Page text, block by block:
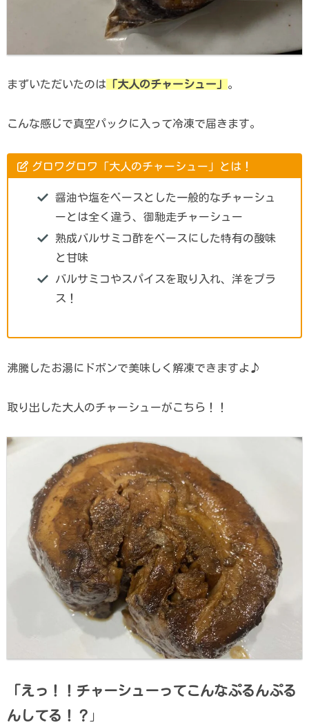
まずいただいたのは 「大人のチャーシュー」 。
こんな感じで真空パックに入って冷凍で届きます。
グロワグロワ「大人のチャーシュー」とは！
醤油や塩をベースとした一般的なチャーシュ
ーとは全く違う、御馳走チャーシュー
熟成バルサミコ酢をベースにした特有の酸味
と甘味
バルサミコやスパイスを取り入れ、洋をプラ
ス！
沸騰したお湯にドボンで美味しく解凍できますよ♪
取り出した大人のチャーシューがこちら！！
「えっ！！チャーシューってこんなぷるんぷる
んしてる！？ 」